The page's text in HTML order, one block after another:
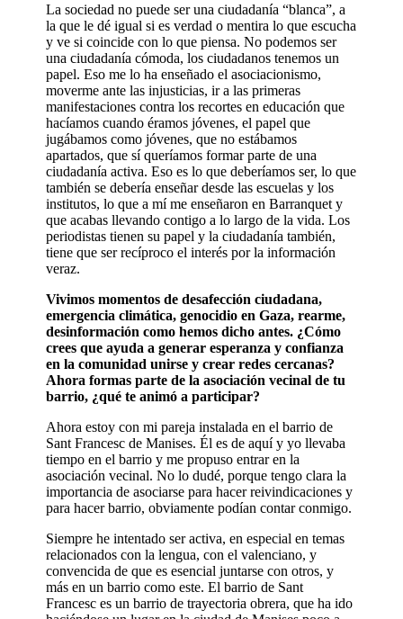
La sociedad no puede ser una ciudadanía “blanca”, a
la que le dé igual si es verdad o mentira lo que escucha
y ve si coincide con lo que piensa. No podemos ser
una ciudadanía cómoda, los ciudadanos tenemos un
papel. Eso me lo ha enseñado el asociacionismo,
moverme ante las injusticias, ir a las primeras
manifestaciones contra los recortes en educación que
hacíamos cuando éramos jóvenes, el papel que
jugábamos como jóvenes, que no estábamos
apartados, que sí queríamos formar parte de una
ciudadanía activa. Eso es lo que deberíamos ser, lo que
también se debería enseñar desde las escuelas y los
institutos, lo que a mí me enseñaron en Barranquet y
que acabas llevando contigo a lo largo de la vida. Los
periodistas tienen su papel y la ciudadanía también,
tiene que ser recíproco el interés por la información
veraz.
Vivimos momentos de desafección ciudadana,
emergencia climática, genocidio en Gaza, rearme,
desinformación como hemos dicho antes. ¿Cómo
crees que ayuda a generar esperanza y confianza
en la comunidad unirse y crear redes cercanas?
Ahora formas parte de la asociación vecinal de tu
barrio, ¿qué te animó a participar?
Ahora estoy con mi pareja instalada en el barrio de
Sant Francesc de Manises. Él es de aquí y yo llevaba
tiempo en el barrio y me propuso entrar en la
asociación vecinal. No lo dudé, porque tengo clara la
importancia de asociarse para hacer reivindicaciones y
para hacer barrio, obviamente podían contar conmigo.
Siempre he intentado ser activa, en especial en temas
relacionados con la lengua, con el valenciano, y
convencida de que es esencial juntarse con otros, y
más en un barrio como este. El barrio de Sant
Francesc es un barrio de trayectoria obrera, que ha ido